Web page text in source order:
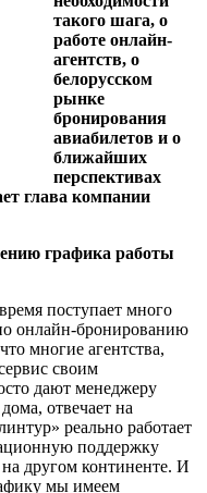
такого шага, о
работе онлайн-
агентств, о
белорус­ском
рынке
бронирования
авиабилетов и о
ближайших
перспективах
глава компании
графика работы
поступает много
онлайн-бронированию
мно­гие агентства,
своим
дают менеджеру
отвечает на
реально работает
поддерж­ку
другом континенте. И
мы имеем